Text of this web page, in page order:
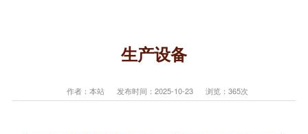
生产设备
作者：本站 发布时间：2025-10-23 浏览： 365次